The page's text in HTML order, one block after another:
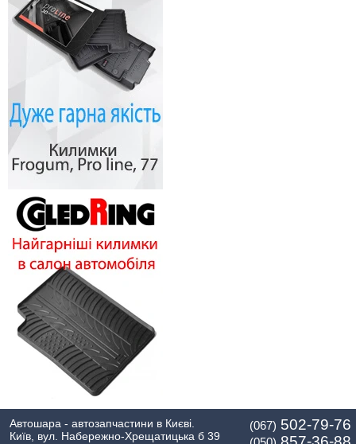
Автошара - автозапчастини в Києві.
Київ, вул. Набережно-Хрещатицька б 39
(067) 502-79-76